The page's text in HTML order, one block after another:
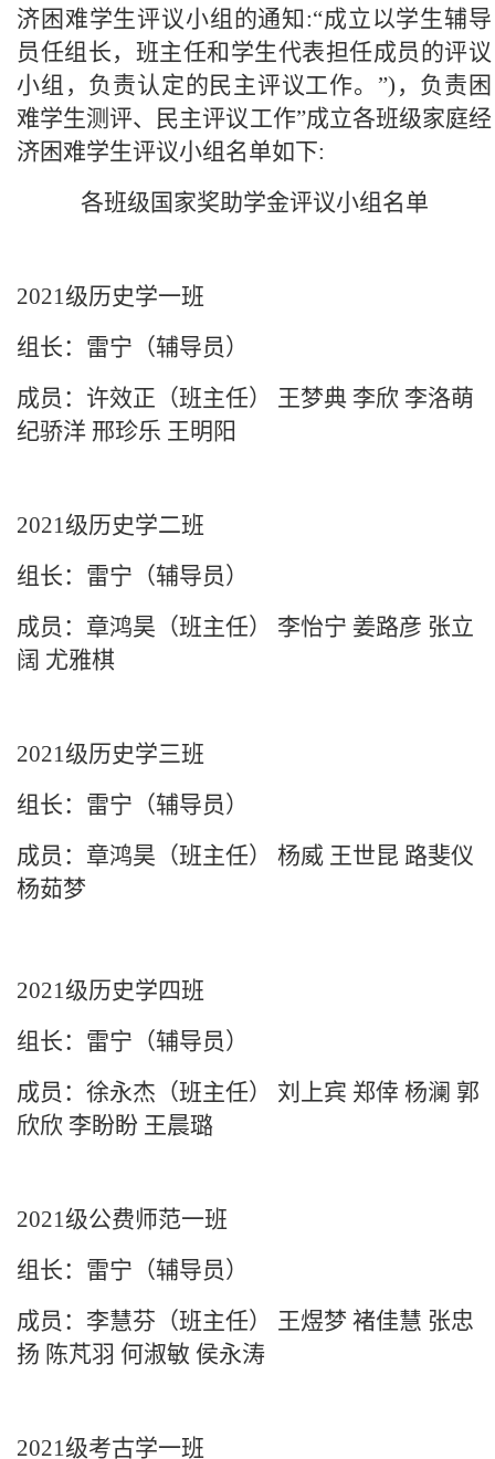
济困难学生评议小组的通知:“成立以学生辅导
员任组长，班主任和学生代表担任成员的评议
小组，负责认定的民主评议工作。”)，负责困
难学生测评、民主评议工作”成立各班级家庭经
济困难学生评议小组名单如下:
各班级国家奖助学金评议小组名单
2021级历史学一班
组长：雷宁（辅导员）
成员： 许效正（班主任）
王梦典 李欣 李洛萌
纪骄洋 邢珍乐 王明阳
2021级历史学二班
组长：雷宁（辅导员）
成员：章鸿昊（班主任） 李怡宁 姜路彦 张立
阔 尤雅棋
2021级历史学三班
组长：雷宁（辅导员）
成员： 章鸿昊（班主任）
杨威 王世昆 路斐仪
杨茹梦
2021级历史学四班
组长：雷宁（辅导员）
成员： 徐永杰（班主任） 刘上宾 郑倖 杨澜 郭
欣欣 李盼盼 王晨璐
2021级公费师范一班
组长：雷宁（辅导员）
成员：李慧芬（班主任）
王煜梦 褚佳慧 张忠
扬 陈芃羽 何淑敏 侯永涛
2021级考古学一班